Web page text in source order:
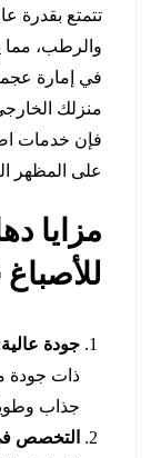
تتمتع بقدرة
والرطب، مما
في إمارة
منزلك
فإن خدمات
على المظهر
مزايا
جودة عالية
ذات جودة
جذاب
التخصص